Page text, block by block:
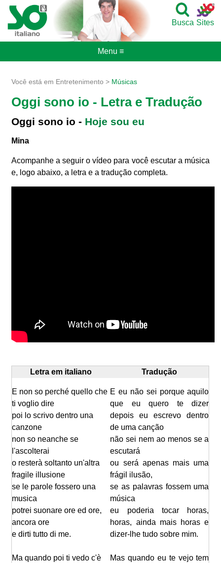
Sites
Busca
Você está em Entretenimento > Músicas
Oggi sono io - Letra e Tradução
Oggi sono io - Hoje sou eu
Mina
Acompanhe a seguir o vídeo para você escutar a música
e, logo abaixo, a letra e a tradução completa.
Letra em italiano Tradução
E non so perché quello che
ti voglio dire
poi lo scrivo dentro una
canzone
non so neanche se
l'ascolterai
o resterà soltanto un'altra
fragile illusione
se le parole fossero una
musica
potrei suonare ore ed ore,
ancora ore
e dirti tutto di me.
Ma quando poi ti vedo c'è
E eu não sei porque aquilo
que eu quero te dizer
depois eu escrevo dentro
de uma canção
não sei nem ao menos se a
escutará
ou será apenas mais uma
frágil ilusão,
se as palavras fossem uma
música
eu poderia tocar horas,
horas, ainda mais horas e
dizer-lhe tudo sobre mim.
Mas quando eu te vejo tem